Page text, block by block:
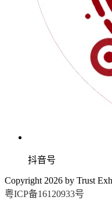
抖音号
Copyright 2026 by Trust
粤ICP备16120933号